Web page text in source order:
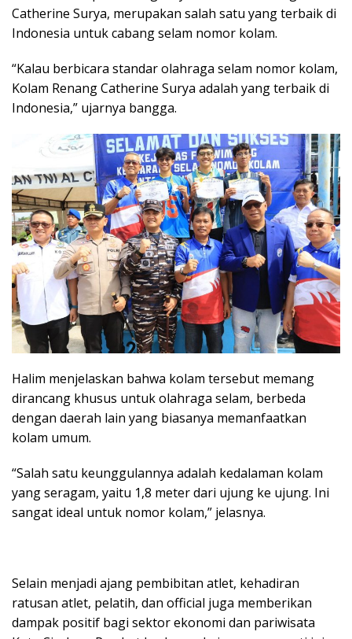
Catherine Surya, merupakan salah satu yang terbaik di
Indonesia untuk cabang selam nomor kolam.
“Kalau berbicara standar olahraga selam nomor kolam,
Kolam Renang Catherine Surya adalah yang terbaik di
Indonesia,” ujarnya bangga.
Halim menjelaskan bahwa kolam tersebut memang
dirancang khusus untuk olahraga selam, berbeda
dengan daerah lain yang biasanya memanfaatkan
kolam umum.
“Salah satu keunggulannya adalah kedalaman kolam
yang seragam, yaitu 1,8 meter dari ujung ke ujung. Ini
sangat ideal untuk nomor kolam,” jelasnya.
Selain menjadi ajang pembibitan atlet, kehadiran
ratusan atlet, pelatih, dan official juga memberikan
dampak positif bagi sektor ekonomi dan pariwisata